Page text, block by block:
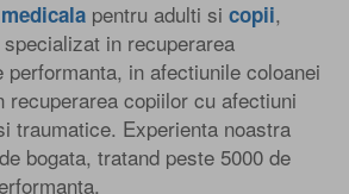
pentru adulti si copii,
in recuperarea
in afectiunile coloanei
recuperarea copiilor cu afectiuni
traumatice. Experienta noastra
bogata, tratand peste 5000 de